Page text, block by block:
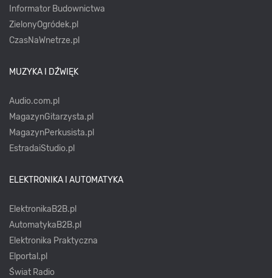
Informator Budownictwa
ZielonyOgródek.pl
CzasNaWnetrze.pl
MUZYKA I DŹWIĘK
Audio.com.pl
MagazynGitarzysta.pl
MagazynPerkusista.pl
EstradaiStudio.pl
ELEKTRONIKA I AUTOMATYKA
ElektronikaB2B.pl
AutomatykaB2B.pl
Elektronika Praktyczna
Elportal.pl
Świat Radio